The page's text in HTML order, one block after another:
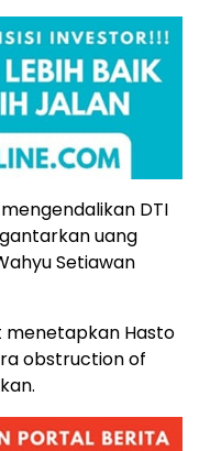
DTI
uang
Setiawan
menetapkan Hasto
obstruction of